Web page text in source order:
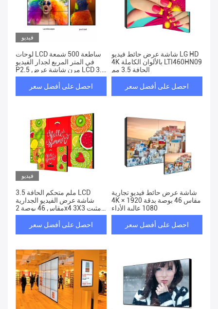
فيديو
لوحات LCD ساطعة 500 شمعة
في المتر المربع لجدار الفيديو
P2.5 مرن شاشة عرض LCD 3.5
مم
احصل على أفضل سعر
شاشة عرض حائط فيديو LG HD
4K بالألوان الكاملة LTI460HN09
الحافة 3.5 مم
احصل على أفضل سعر
فيديو
3.5 ملم متحكم الحافة LCD
شاشة عرض الفيديو الجدارية
مقاس 46 بوصة 2x4 3X3 مثبت
على الحائط
احصل على أفضل سعر
شاشة عرض حائط فيديو تجارية
4K مقاس 46 بوصة بدقة 1920 ×
1080 عالية الأداء
احصل على أفضل سعر